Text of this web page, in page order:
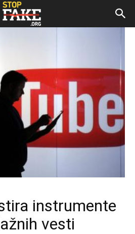
instrumente
vesti